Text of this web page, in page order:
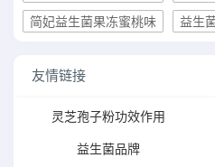
简妃益生菌果冻蜜桃味
益生
友情链接
灵芝孢子粉功效作用
益生菌品牌